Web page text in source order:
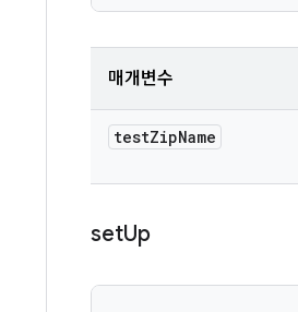
매개변수
testZipName
setUp